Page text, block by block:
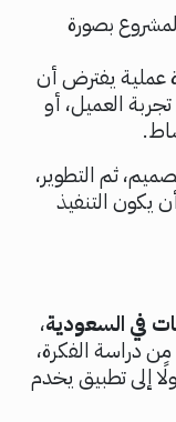
بصورة
عملية يفترض أن
العميل، أو
ثم التطوير،
يكون التنفيذ
في السعودية،
دراسة الفكرة،
إلى تطبيق يخدم